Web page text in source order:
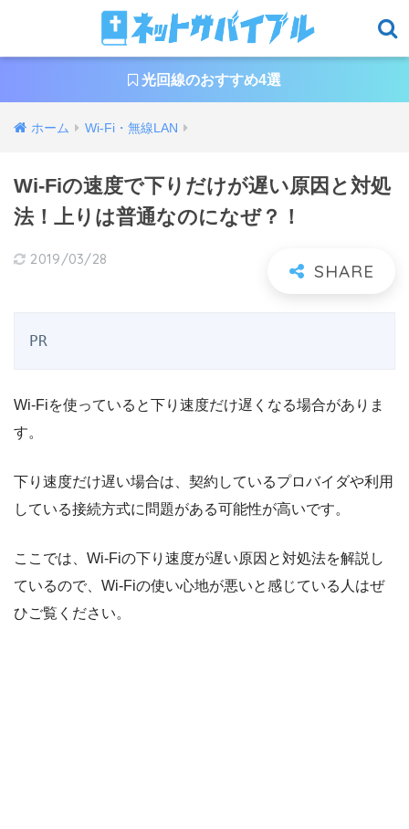
光回線のおすすめ4選
ホーム Wi-Fi・無線LAN
Wi-Fiの速度で下りだけが遅い原因と対処
法！上りは普通なのになぜ？！
2019/03/28
PR
Wi-Fiを使っていると下り速度だけ遅くなる場合がありま
す。
下り速度だけ遅い場合は、契約しているプロバイダや利用
している接続方式に問題がある可能性が高いです。
ここでは、Wi-Fiの下り速度が遅い原因と対処法を解説し
ているので、Wi-Fiの使い心地が悪いと感じている人はぜ
ひご覧ください。